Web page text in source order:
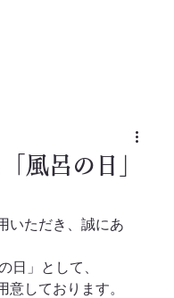
風呂の日」
いただき、誠にあ
日」として、
しております。